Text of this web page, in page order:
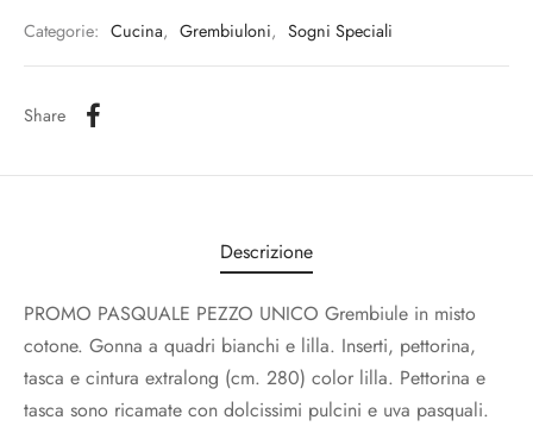
Categorie: Cucina, Grembiuloni, Sogni Speciali
Share
Descrizione
PROMO PASQUALE PEZZO UNICO Grembiule in misto
cotone. Gonna a quadri bianchi e lilla. Inserti, pettorina,
tasca e cintura extralong (cm. 280) color lilla. Pettorina e
tasca sono ricamate con dolcissimi pulcini e uva pasquali.